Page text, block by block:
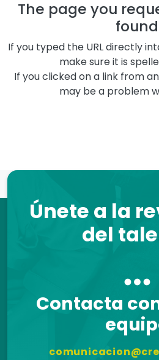
The page you
found
If you typed the URL directly
make sure it is
If you clicked on a link from
may be a problem
Únete a la
del
Contacta